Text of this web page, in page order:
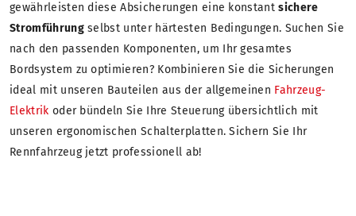
gewährleisten diese Absicherungen eine konstantsichere
Stromführungselbst unter härtesten Bedingungen. Suchen Sie
nach den passenden Komponenten, um Ihr gesamtes
Bordsystem zu optimieren? Kombinieren Sie die Sicherungen
ideal mit unseren Bauteilen aus der allgemeinen Fahrzeug-
Elektrik oder bündeln Sie Ihre Steuerung übersichtlich mit
unseren ergonomischen Schalterplatten. Sichern Sie Ihr
Rennfahrzeug jetzt professionell ab!